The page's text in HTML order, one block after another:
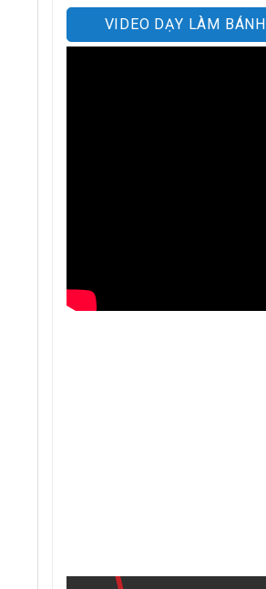
VIDEO DẠY LÀM BÁNH